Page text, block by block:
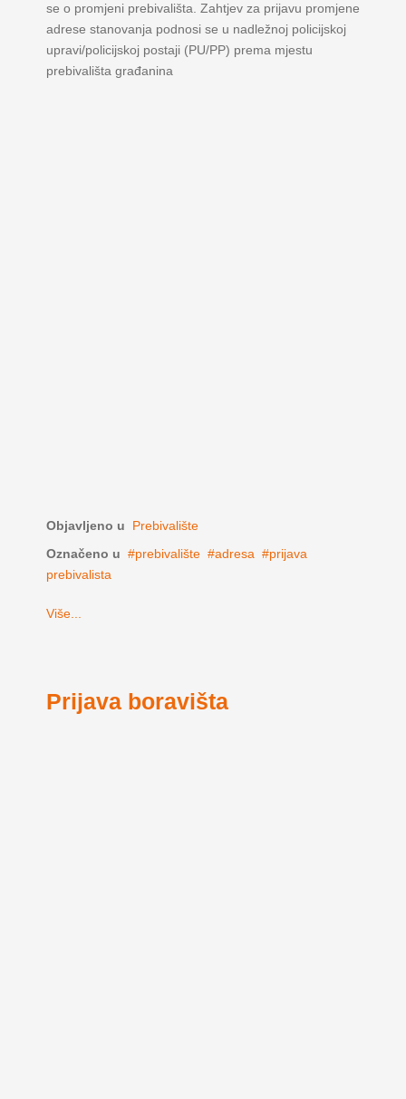
se o promjeni prebivališta. Zahtjev za prijavu promjene
adrese stanovanja podnosi se u nadležnoj policijskoj
upravi/policijskoj postaji (PU/PP) prema mjestu
prebivališta građanina
Objavljeno u
Prebivalište
Označeno u
prebivalište adresa
prijava
prebivalista
Više...
Prijava boravišta